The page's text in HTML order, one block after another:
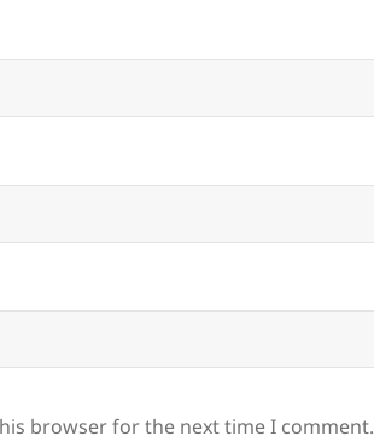
browser for the next time I comment.